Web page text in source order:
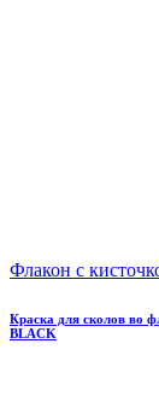
Флакон с
Краска для сколов во
BLACK